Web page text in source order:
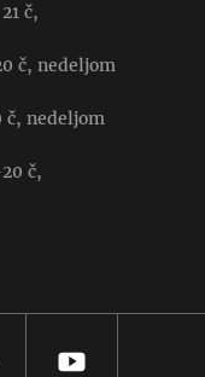
č,
č, nedeljom
č, nedeljom
č,